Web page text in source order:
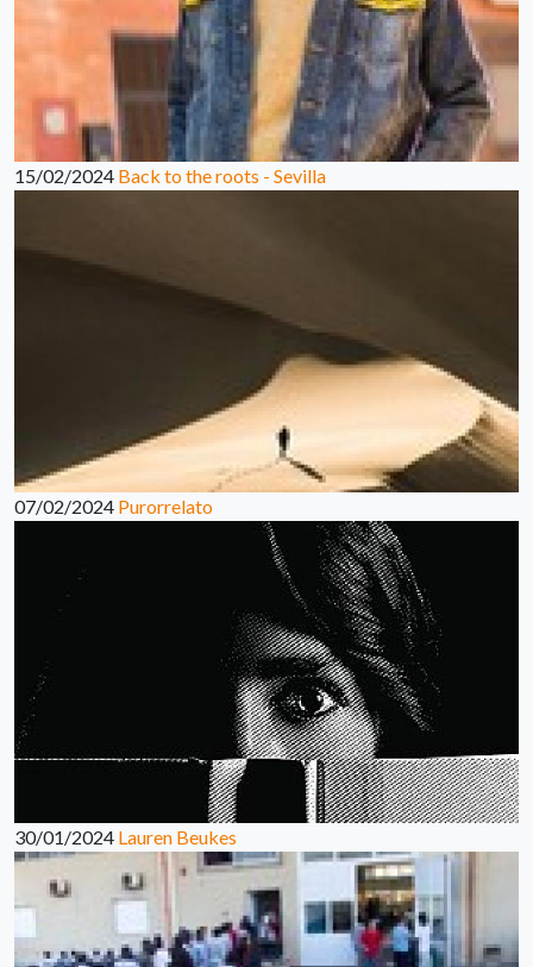
15/02/2024 Back to the roots - Sevilla
07/02/2024 Purorrelato
30/01/2024 Lauren Beukes